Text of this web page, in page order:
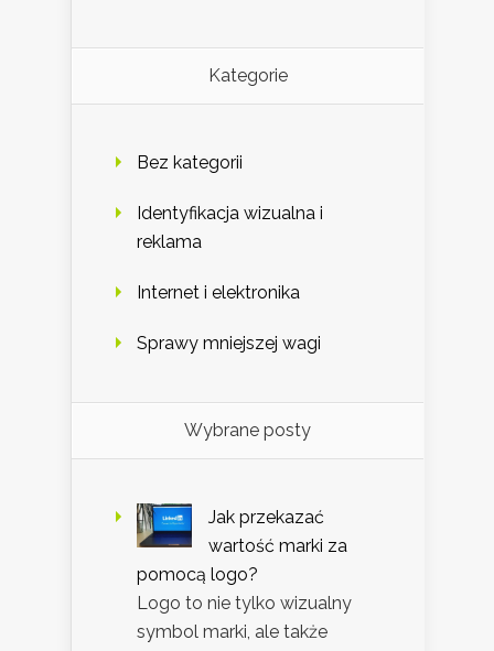
Kategorie
Bez kategorii
Identyfikacja wizualna i
reklama
Internet i elektronika
Sprawy mniejszej wagi
Wybrane posty
Jak przekazać
wartość marki za
pomocą logo?
Logo to nie tylko wizualny
symbol marki, ale także